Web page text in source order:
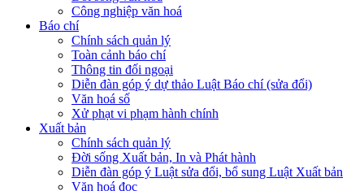
Công nghiệp văn hoá
Báo chí
Chính sách quản lý
Toàn cảnh báo chí
Thông tin đối ngoại
Diễn đàn góp ý dự thảo Luật Báo chí (sửa đổi)
Văn hoá số
Xử phạt vi phạm hành chính
Xuất bản
Chính sách quản lý
Đời sống Xuất bản, In và Phát hành
Diễn đàn góp ý Luật sửa đổi, bổ sung Luật Xuất bản
Văn hoá đọc